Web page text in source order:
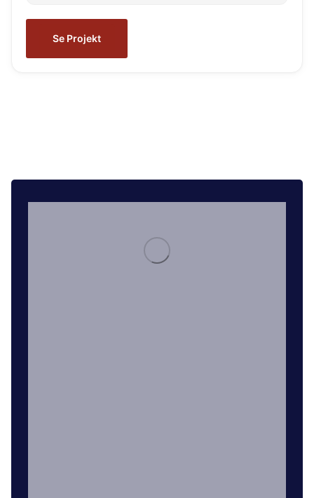
Se Projekt